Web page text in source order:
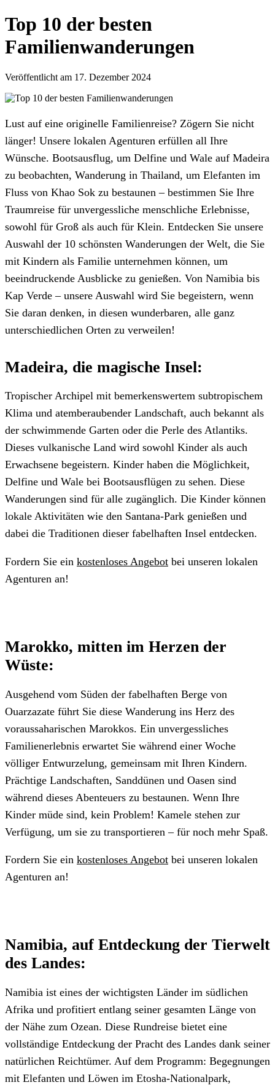
Top 10 der besten
Familienwanderungen
Veröffentlicht am 17. Dezember 2024
Lust auf eine originelle Familienreise? Zögern Sie nicht
länger! Unsere lokalen Agenturen erfüllen all Ihre
Wünsche. Bootsausflug, um Delfine und Wale auf Madeira
zu beobachten, Wanderung in Thailand, um Elefanten im
Fluss von Khao Sok zu bestaunen – bestimmen Sie Ihre
Traumreise für unvergessliche menschliche Erlebnisse,
sowohl für Groß als auch für Klein. Entdecken Sie unsere
Auswahl der 10 schönsten Wanderungen der Welt, die Sie
mit Kindern als Familie unternehmen können, um
beeindruckende Ausblicke zu genießen. Von Namibia bis
Kap Verde – unsere Auswahl wird Sie begeistern, wenn
Sie daran denken, in diesen wunderbaren, alle ganz
unterschiedlichen Orten zu verweilen!
Madeira, die magische Insel:
Tropischer Archipel mit bemerkenswertem subtropischem
Klima und atemberaubender Landschaft, auch bekannt als
der schwimmende Garten oder die Perle des Atlantiks.
Dieses vulkanische Land wird sowohl Kinder als auch
Erwachsene begeistern. Kinder haben die Möglichkeit,
Delfine und Wale bei Bootsausflügen zu sehen. Diese
Wanderungen sind für alle zugänglich. Die Kinder können
lokale Aktivitäten wie den Santana-Park genießen und
dabei die Traditionen dieser fabelhaften Insel entdecken.
Fordern Sie ein kostenloses Angebot bei unseren lokalen
Agenturen an!
Marokko, mitten im Herzen der
Wüste:
Ausgehend vom Süden der fabelhaften Berge von
Ouarzazate führt Sie diese Wanderung ins Herz des
voraussaharischen Marokkos. Ein unvergessliches
Familienerlebnis erwartet Sie während einer Woche
völliger Entwurzelung, gemeinsam mit Ihren Kindern.
Prächtige Landschaften, Sanddünen und Oasen sind
während dieses Abenteuers zu bestaunen. Wenn Ihre
Kinder müde sind, kein Problem! Kamele stehen zur
Verfügung, um sie zu transportieren – für noch mehr Spaß.
Fordern Sie ein kostenloses Angebot bei unseren lokalen
Agenturen an!
Namibia, auf Entdeckung der Tierwelt
des Landes:
Namibia ist eines der wichtigsten Länder im südlichen
Afrika und profitiert entlang seiner gesamten Länge von
der Nähe zum Ozean. Diese Rundreise bietet eine
vollständige Entdeckung der Pracht des Landes dank seiner
natürlichen Reichtümer. Auf dem Programm: Begegnungen
mit Elefanten und Löwen im Etosha-Nationalpark,